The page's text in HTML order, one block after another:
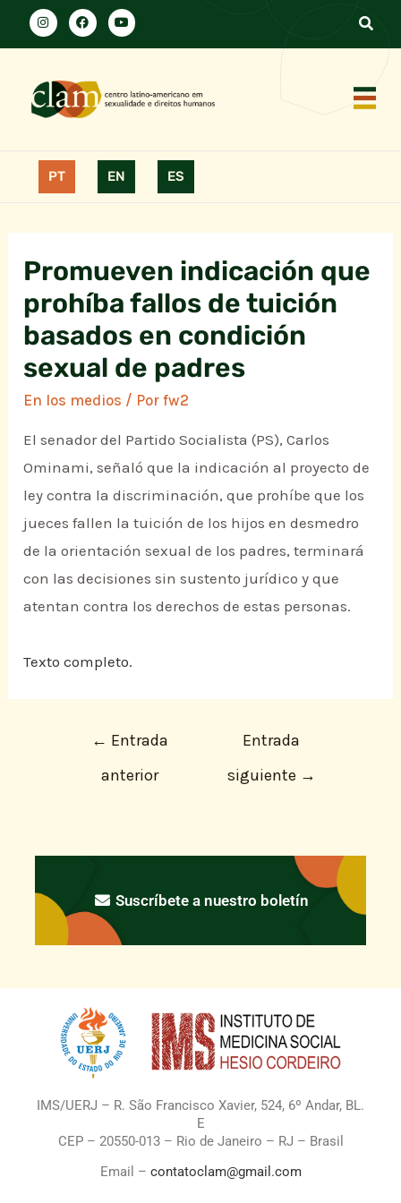
PT EN ES
Promueven indicación que
prohíba fallos de tuición
basados en condición
sexual de padres
En los medios / Porfw2
El senador del Partido Socialista (PS), Carlos
Ominami, señaló que la indicación al proyecto de
ley contra la discriminación, que prohíbe que los
jueces fallen la tuición de los hijos en desmedro
de la orientación sexual de los padres, terminará
con las decisiones sin sustento jurídico y que
atentan contra los derechos de estas personas.
Texto completo.
← Entrada
anterior
Entrada
siguiente →
Suscríbete a nuestro boletín
IMS/UERJ – R. São Francisco Xavier, 524, 6º Andar, BL.
E
CEP – 20550-013 – Rio de Janeiro – RJ – Brasil
Email – contatoclam@gmail.com